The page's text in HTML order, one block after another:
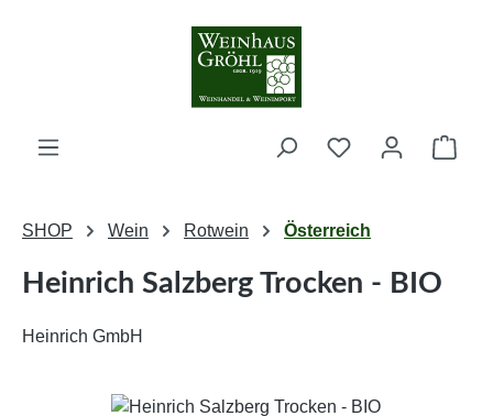
Zum Hauptinhalt springen
SHOP Wein Rotwein Österreich
Heinrich Salzberg Trocken - BIO
Heinrich GmbH
Bildergalerie überspringen